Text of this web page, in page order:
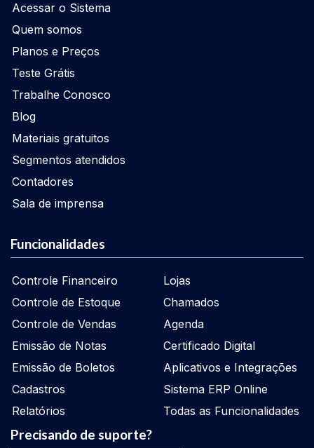
Acessar o Sistema
Quem somos
Planos e Preços
Teste Grátis
Trabalhe Conosco
Blog
Materiais gratuitos
Segmentos atendidos
Contadores
Sala de imprensa
Funcionalidades
Controle Financeiro
Controle de Estoque
Controle de Vendas
Emissão de Notas
Emissão de Boletos
Cadastros
Relatórios
Lojas
Chamados
Agenda
Certificado Digital
Aplicativos e Integrações
Sistema ERP Online
Todas as Funcionalidades
Precisando de suporte?